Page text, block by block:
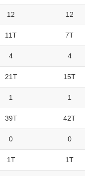
12 12
11T 7T
4 4
21T 15T
1 1
39T 42T
0 0
1T 1T